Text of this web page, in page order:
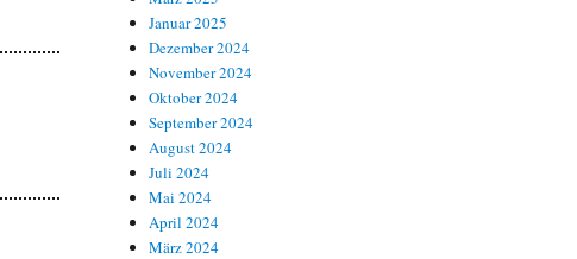
Januar 2025
Dezember 2024
November 2024
Oktober 2024
September 2024
August 2024
Juli 2024
Mai 2024
April 2024
März 2024